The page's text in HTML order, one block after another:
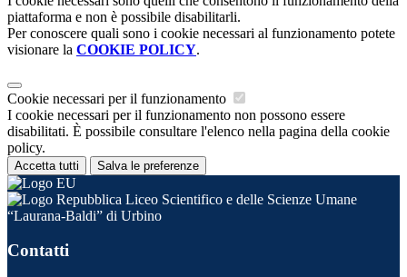
piattaforma e non è possibile disabilitarli.
Per conoscere quali sono i cookie necessari al funzionamento potete
visionare la COOKIE POLICY.
Cookie necessari per il funzionamento
I cookie necessari per il funzionamento non possono essere
disabilitati. È possibile consultare l'elenco nella pagina della cookie
policy.
Accetta tutti Salva le preferenze
Liceo Scientifico e delle Scienze Umane
“Laurana-Baldi” di Urbino
Contatti